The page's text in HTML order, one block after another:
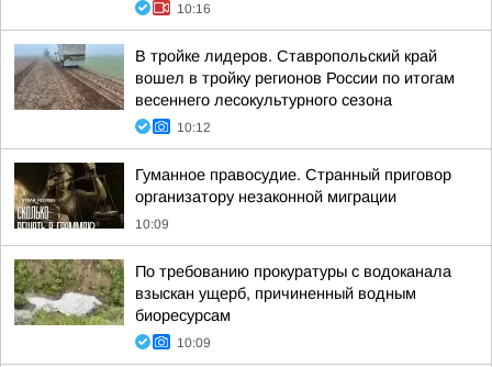
10:16
В тройке лидеров. Ставропольский край
вошел в тройку регионов России по итогам
весеннего лесокультурного сезона
10:12
Гуманное правосудие. Странный приговор
организатору незаконной миграции
10:09
По требованию прокуратуры с водоканала
взыскан ущерб, причиненный водным
биоресурсам
10:09